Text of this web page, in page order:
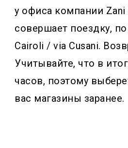
у офиса компании Zani
совершает поездку,
Cairoli / via Cusani.
Учитывайте, что в
часов, поэтому
вас магазины заранее.